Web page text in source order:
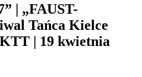
| „FAUST-
Tańca Kielce
KTT | 19 kwietnia